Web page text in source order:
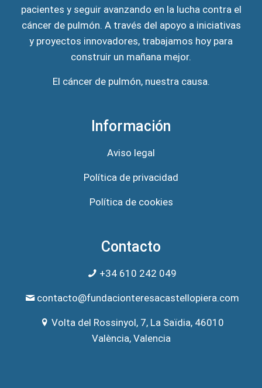
pacientes y seguir avanzando en la lucha contra el
cáncer de pulmón. A través del apoyo a iniciativas
y proyectos innovadores, trabajamos hoy para
construir un mañana mejor.
El cáncer de pulmón, nuestra causa.
Información
Aviso legal
Política de privacidad
Política de cookies
Contacto
+34 610 242 049
contacto@fundacionteresacastellopiera.com
Volta del Rossinyol, 7, La Saïdia, 46010
València, Valencia